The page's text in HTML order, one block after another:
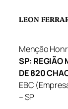
LEON
Menção
SP: REGIÃO
DE 820
EBC
– SP